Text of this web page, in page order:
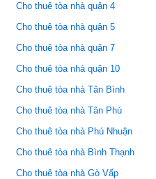
Cho thuê tòa nhà quận 4
Cho thuê tòa nhà quận 5
Cho thuê tòa nhà quận 7
Cho thuê tòa nhà quận 10
Cho thuê tòa nhà Tân Bình
Cho thuê tòa nhà Tân Phú
Cho thuê tòa nhà Phú Nhuận
Cho thuê tòa nhà Bình Thạnh
Cho thuê tòa nhà Gò Vấp